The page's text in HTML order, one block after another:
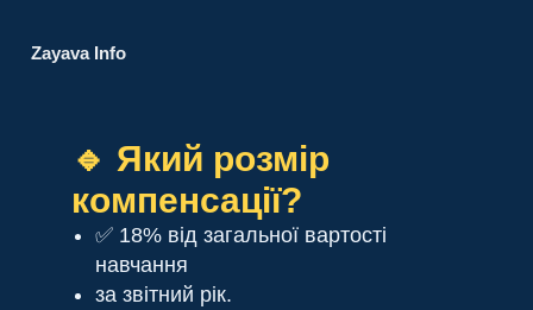
Zayava Info
🔹 Який розмір
компенсації?
✅ 18% від загальної вартості
навчання
за звітний рік.